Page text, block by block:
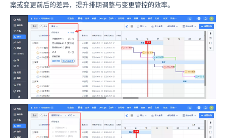
案或变更前后的差异，提升排期调整与变更管控的效率。